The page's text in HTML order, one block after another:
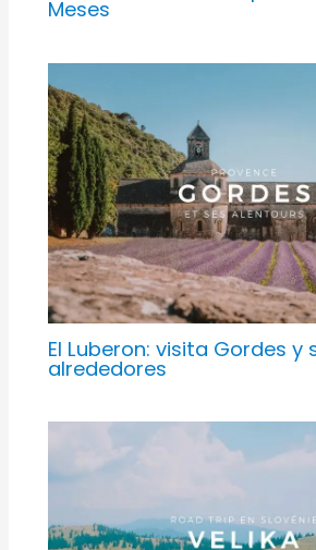
Meses
El Luberon: visita Gordes y
alrededores